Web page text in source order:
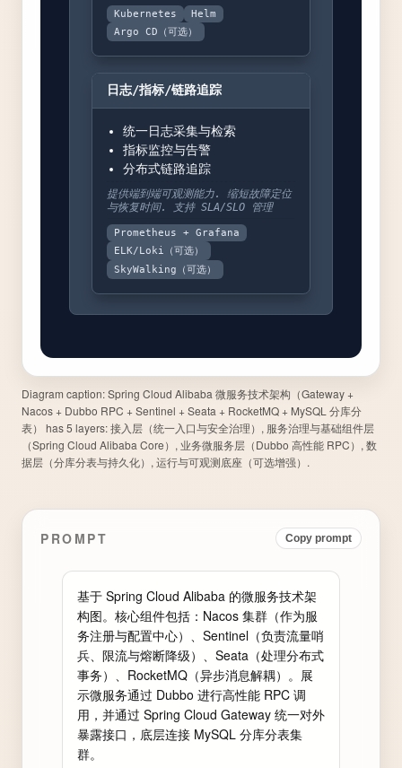
Diagram caption:Spring Cloud Alibaba 微服务技术架构（Gateway +
Nacos + Dubbo RPC + Sentinel + Seata + RocketMQ + MySQL 分库分
表） has 5 layers: 接入层（统一入口与安全治理）, 服务治理与基础组件层
（Spring Cloud Alibaba Core）, 业务微服务层（Dubbo 高性能 RPC）, 数
据层（分库分表与持久化）, 运行与可观测底座（可选增强）.
PROMPT Copy prompt
基于 Spring Cloud Alibaba 的微服务技术架
构图。核心组件包括：Nacos 集群（作为服
务注册与配置中心）、Sentinel（负责流量哨
兵、限流与熔断降级）、Seata（处理分布式
事务）、RocketMQ（异步消息解耦）。展
示微服务通过 Dubbo 进行高性能 RPC 调
用，并通过 Spring Cloud Gateway 统一对外
暴露接口，底层连接 MySQL 分库分表集
群。